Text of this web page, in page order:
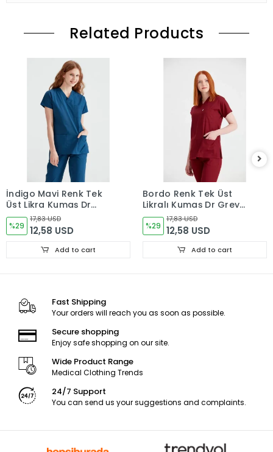
Related Products
İndigo Mavi Renk Tek
Üst Likra Kumaş Dr
Greys Kesim
%29
17,83 USD
12,58 USD
Add to cart
Bordo Renk Tek Üst
Likralı Kumaş Dr Greys
Kesim
%29
17,83 USD
12,58 USD
Add to cart
Fast Shipping
Your orders will reach you as soon as possible.
Secure shopping
Enjoy safe shopping on our site.
Wide Product Range
Medical Clothing Trends
24/7 Support
You can send us your suggestions and complaints.